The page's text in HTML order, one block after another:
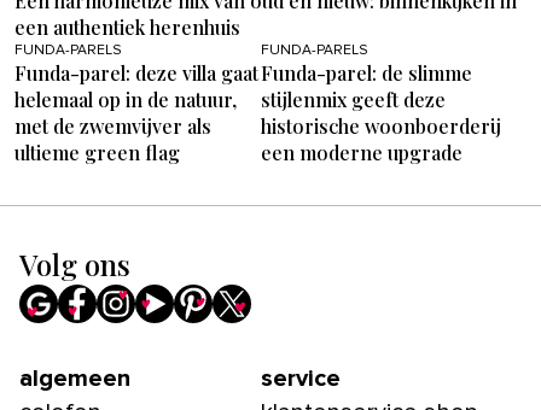
een authentiek herenhuis
FUNDA-PARELS
Funda-parel: deze villa gaat
helemaal op in de natuur,
met de zwemvijver als
ultieme green flag
FUNDA-PARELS
Funda-parel: de slimme
stijlenmix geeft deze
historische woonboerderij
een moderne upgrade
Volg ons
algemeen
service